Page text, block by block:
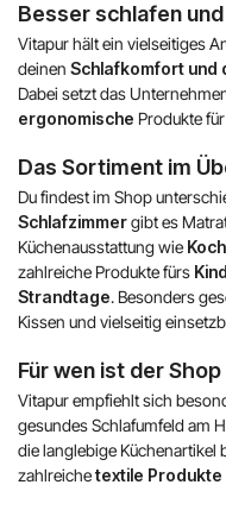
Besser schlafen
Vitapur hält ein vielseitiges
deinen Schlafkomfort und
Dabei setzt das
ergonomische Produkte
Das Sortiment im
Du findest im Shop
Schlafzimmergibt es
Küchenausstattung wie
zahlreiche Produkte fürs
Strandtage. Besonders
Kissen und vielseitig
Für wen ist der
Vitapur empfiehlt sich
gesundes Schlafumfeld am
die langlebige Küchenartikel
zahlreichetextile